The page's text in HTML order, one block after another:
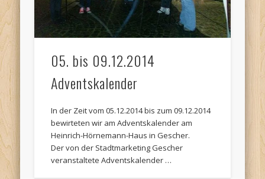
05. bis 09.12.2014
Adventskalender
In der Zeit vom 05.12.2014 bis zum 09.12.2014
bewirteten wir am Adventskalender am
Heinrich-Hörnemann-Haus in Gescher.
Der von der Stadtmarketing Gescher
veranstaltete Adventskalender …